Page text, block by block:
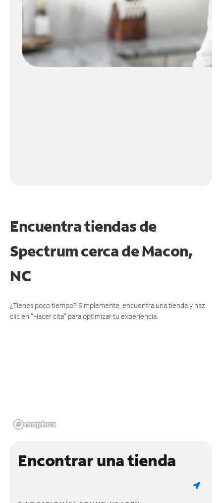
Encuentra tiendas de
Spectrum cerca deMacon,
NC
¿Tienes poco tiempo? Simplemente, encuentra una tienda y haz
clic en "Hacer cita" para optimizar tu experiencia.
Encontrar una tienda